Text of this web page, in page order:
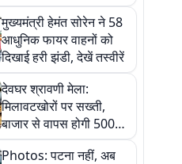
मुख्यमंत्री हेमंत सोरेन ने 58
आधुनिक फायर वाहनों को
दिखाई हरी झंडी, देखें तस्वीरें
देवघर श्रावणी मेला:
मिलावटखोरों पर सख्ती,
बाजार से वापस होगी 500
किलो संदिग्ध खाद्य सामग्री,
देखें तस्वीरें
Photos: पटना नहीं, अब